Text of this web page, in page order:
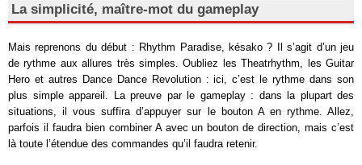
La simplicité, maître-mot du gameplay
Mais reprenons du début : Rhythm Paradise, késako ? Il s’agit d’un jeu
de rythme aux allures très simples. Oubliez les Theatrhythm, les Guitar
Hero et autres Dance Dance Revolution : ici, c’est le rythme dans son
plus simple appareil. La preuve par le gameplay : dans la plupart des
situations, il vous suffira d’appuyer sur le bouton A en rythme. Allez,
parfois il faudra bien combiner A avec un bouton de direction, mais c’est
là toute l’étendue des commandes qu’il faudra retenir.